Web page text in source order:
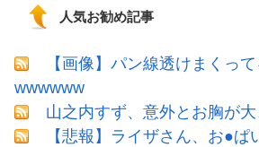
人気お勧め記事
【画像】パン線透けまくっ
wwwwww
山之内すず、意外とお胸が
【悲報】ライザさん、お●ぱ